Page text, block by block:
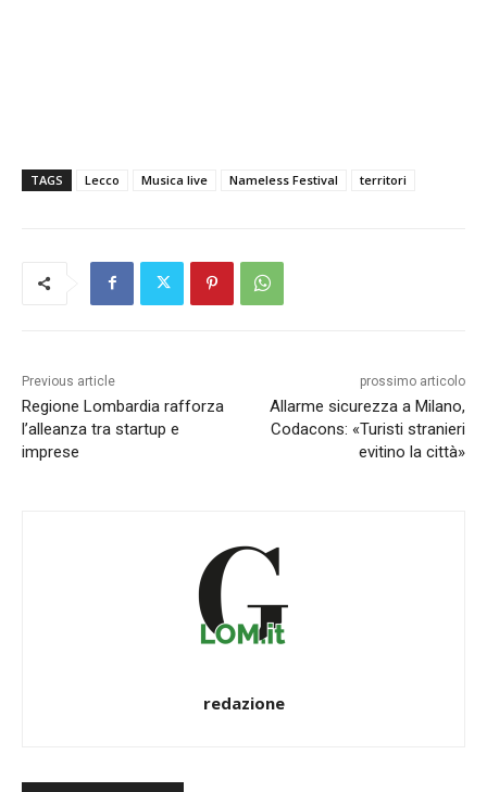
TAGS Lecco Musica live Nameless Festival territori
Previous article
Regione Lombardia rafforza
l’alleanza tra startup e
imprese
prossimo articolo
Allarme sicurezza a Milano,
Codacons: «Turisti stranieri
evitino la città»
redazione